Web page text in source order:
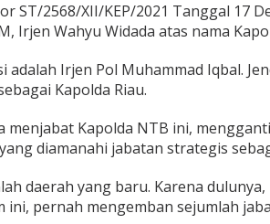
ST/2568/XII/KEP/2021 Tanggal 17
Irjen Wahyu Widada atas nama
adalah Irjen Pol Muhammad Iqbal.
Kapolda Riau.
menjabat Kapolda NTB ini,
diamanahi jabatan strategis
daerah yang baru. Karena
ini, pernah mengemban sejumlah
Ini Dia
dengan
Di Berita, Politik